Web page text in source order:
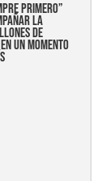
primero”
la
de
un momento